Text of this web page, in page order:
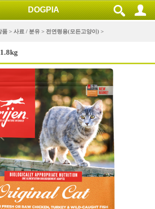
DOGPIA
품 > 사료 / 분유 > 전연령용(모든고양이) >